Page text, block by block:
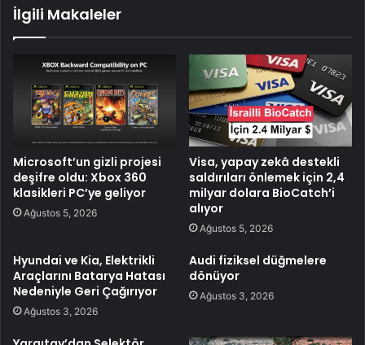
İlgili Makaleler
Microsoft’un gizli projesi
deşifre oldu: Xbox 360
klasikleri PC’ye geliyor
Ağustos 5, 2026
Visa, yapay zekâ destekli
saldırıları önlemek için 2,4
milyar dolara BioCatch’i
alıyor
Ağustos 5, 2026
Hyundai ve Kia, Elektrikli
Araçlarını Batarya Hatası
Nedeniyle Geri Çağırıyor
Ağustos 3, 2026
Audi fiziksel düğmelere
dönüyor
Ağustos 3, 2026